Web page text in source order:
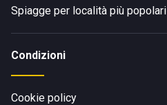
Spiagge per località più popolari
Condizioni
Cookie policy